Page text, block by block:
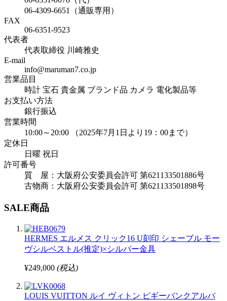
06-4309-6651（通販専用）
FAX
06-6351-9523
代表者
代表取締役 川崎雅史
E-mail
info@maruman7.co.jp
営業品目
時計 宝石 貴金属 ブランド品 カメラ 電化製品等
お支払い方法
銀行振込
営業時間
10:00～20:00 （2025年7月1日より19：00まで）
定休日
日曜 祝日
許可番号
質 屋：大阪府公安委員会許可 第621133501886号
古物商：大阪府公安委員会許可 第621133501898号
SALE商品
HERMES エルメス クリック16 U刻印 シェーブル モー
ヴシルベストル(推定)×シルバー金具
¥249,000 (税込)
LOUIS VUITTON ルイ ヴィトン ピギーバンクアルバ